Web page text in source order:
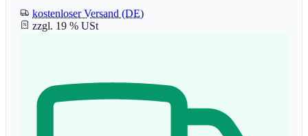
kostenloser Versand (DE)
zzgl. 19 % USt